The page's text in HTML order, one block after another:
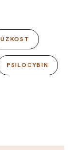
ÚZKOST
PSILOCYBIN